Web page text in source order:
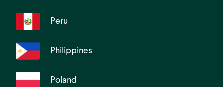
Peru
Philippines
Poland